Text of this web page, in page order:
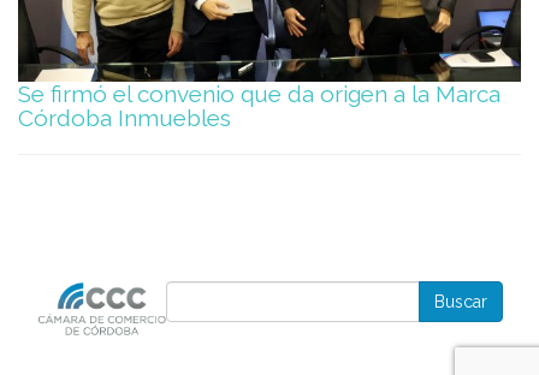
Se firmó el convenio que da origen a la Marca
Córdoba Inmuebles